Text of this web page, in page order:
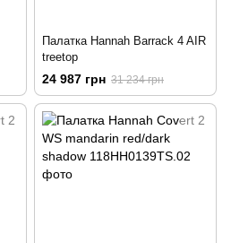
Палатка Hannah Barrack 4 AIR
treetop
24 987 грн 31 234 грн